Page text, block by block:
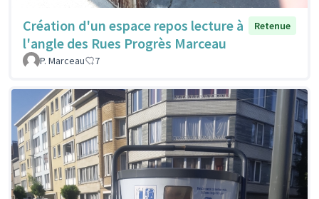
Création d'un espace repos lecture à
l'angle des Rues Progrès Marceau
Retenue
P. Marceau 7